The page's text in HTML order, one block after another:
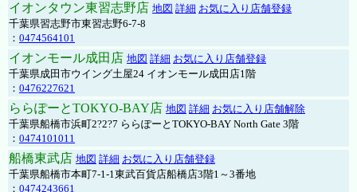
イオンタウン東習志野店 地図 詳細 お気に入り店舗登録
千葉県習志野市東習志野6-7-8
： 0474564101
イオンモール成田店 地図 詳細 お気に入り店舗登録
千葉県成田市ウイング土屋24 イオンモール成田店1階
： 0476227621
ららぽーとTOKYO-BAY店 地図 詳細 お気に入り店舗解除
千葉県船橋市浜町2?2?7 ららぽーとTOKYO-BAY North Gate 3階
： 0474101011
船橋東武店 地図 詳細 お気に入り店舗登録
千葉県船橋市本町7-1-1東武百貨店船橋店3階1～3番地
： 0474243661